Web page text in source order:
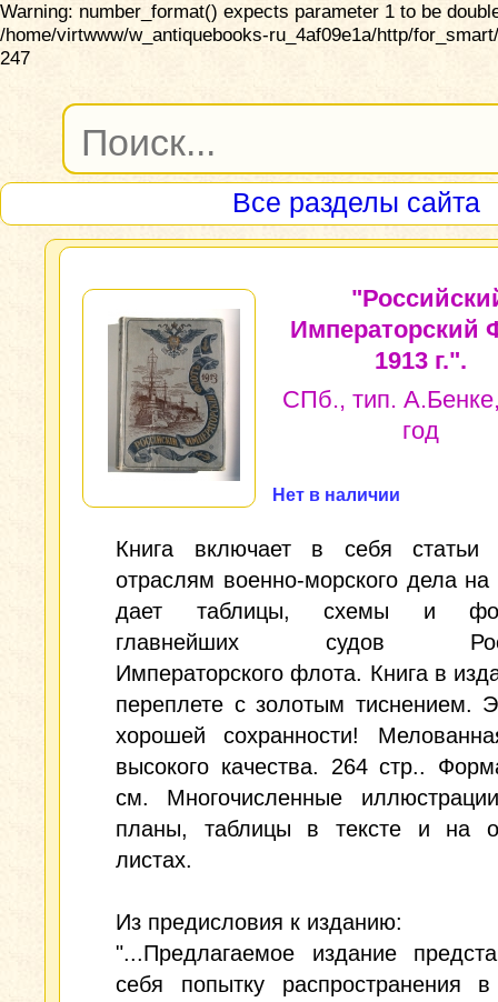
Warning: number_format() expects parameter 1 to be
/home/virtwww/w_antiquebooks-ru_4af09e1a/http/
247
Все разделы сайта
Императорский
1913 г.".
СПб., тип.
год
Нет в наличии
Книга включает в себя
отраслям военно-морского дела на
дает таблицы, схемы и
главнейших судов
Императорского флота. Книга в
переплете с золотым тиснением.
хорошей сохранности!
высокого качества. 264 стр..
см. Многочисленные
планы, таблицы в тексте и на
листах.
Из предисловия к изданию:
"...Предлагаемое издание
себя попытку распространения